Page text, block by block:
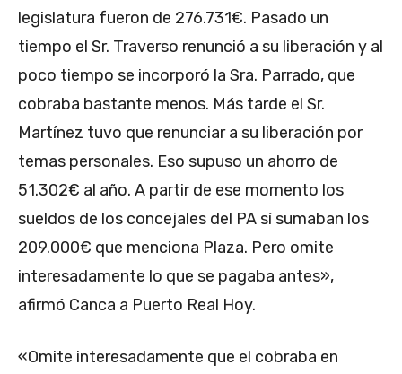
legislatura fueron de 276.731€. Pasado un
tiempo el Sr. Traverso renunció a su liberación y al
poco tiempo se incorporó la Sra. Parrado, que
cobraba bastante menos. Más tarde el Sr.
Martínez tuvo que renunciar a su liberación por
temas personales. Eso supuso un ahorro de
51.302€ al año. A partir de ese momento los
sueldos de los concejales del PA sí sumaban los
209.000€ que menciona Plaza. Pero omite
interesadamente lo que se pagaba antes»,
afirmó Canca a Puerto Real Hoy.
«Omite interesadamente que el cobraba en